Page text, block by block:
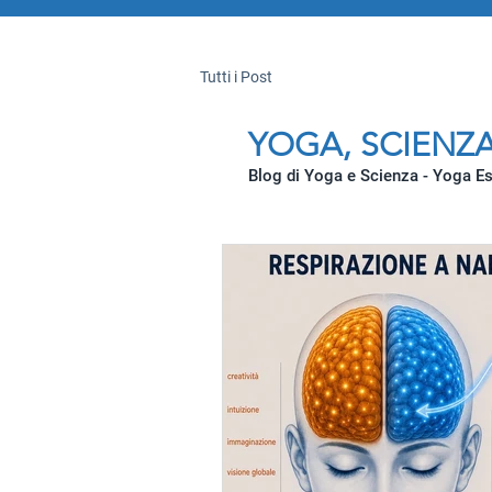
Tutti i Post
YOGA,
Blog di Yoga e Scienza - Yoga